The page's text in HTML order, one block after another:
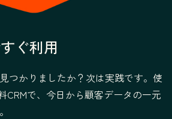
ぐ利用
つかりましたか？次は実践です。使
CRMで、今日から顧客データの一元